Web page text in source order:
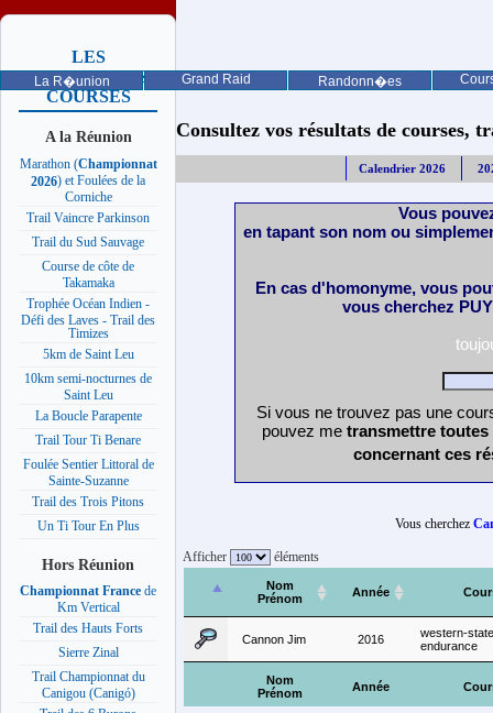
La R�union Grand Raid Randonn�es
LES
PROCHAINES
COURSES
A la Réunion
Marathon (Championnat
2026) et Foulées de la
Corniche
Trail Vaincre Parkinson
Trail du Sud Sauvage
Course de côte de
Takamaka
Trophée Océan Indien -
Défi des Laves - Trail des
Timizes
5km de Saint Leu
10km semi-nocturnes de
Saint Leu
La Boucle Parapente
Trail Tour Ti Benare
Foulée Sentier Littoral de
Sainte-Suzanne
Trail des Trois Pitons
Un Ti Tour En Plus
Hors Réunion
Championnat France de
Km Vertical
Trail des Hauts Forts
Sierre Zinal
Trail Championnat du
Canigou (Canigó)
Consultez vos résultats de courses,
Calendrier 2026
Vous
en tapant son nom ou
En cas d'homonyme, vous
vous cherchez
Si vous ne trouvez pas une
pouvez me transmettre
concernant ces
Vous cherchez
Afficher éléments
Nom
Prénom
Année
Nom
Prénom
Année
Cannon Jim 2016
western-
endurance